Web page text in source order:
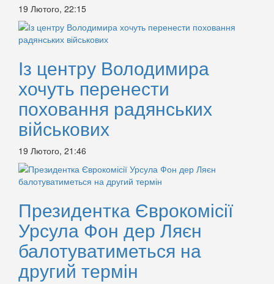
19 Лютого, 22:15
Із центру Володимира
хочуть перенести
поховання радянських
військових
19 Лютого, 21:46
Президентка Єврокомісії
Урсула Фон дер Ляєн
балотуватиметься на
другий термін